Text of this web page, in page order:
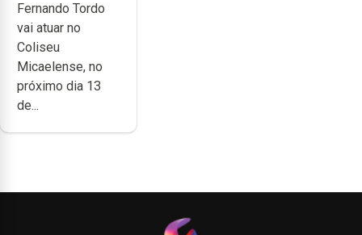
anos de
carreira no
Coliseu
Micaelense
Fernando Tordo
vai atuar no
Coliseu
Micaelense, no
próximo dia 13
de...